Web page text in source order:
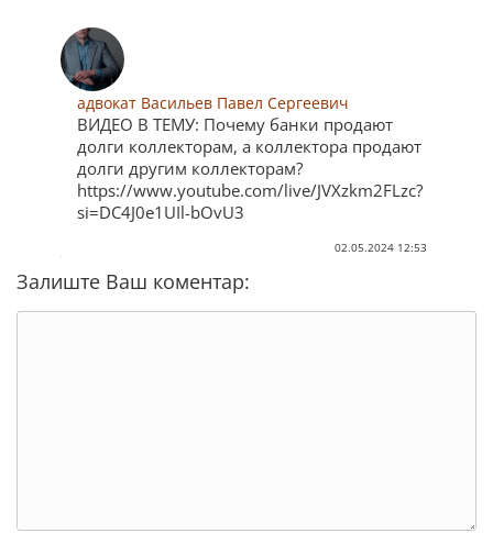
адвокат Васильев Павел Сергеевич
ВИДЕО В ТЕМУ: Почему банки продают
долги коллекторам, а коллектора продают
долги другим коллекторам?
https://www.youtube.com/live/JVXzkm2FLzc?
si=DC4J0e1UIl-bOvU3
02.05.2024 12:53
Залиште Ваш коментар: